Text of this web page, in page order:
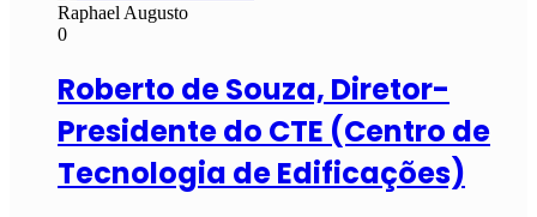
Raphael Augusto
0
Roberto de Souza, Diretor-
Presidente do CTE (Centro de
Tecnologia de Edificações)